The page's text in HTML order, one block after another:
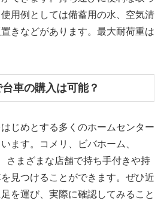
用例としては備蓄用の水、空気清
きなどがあります。最大耐荷重は
車の購入は可能？
じめとする多くのホームセンター
ます。コメリ、ビバホーム、
さまざまな店舗で持ち手付きや持
見つけることができます。ぜひ近
を運び、実際に確認してみること